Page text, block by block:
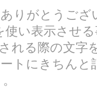
りがとうござ
使い表示させ
れる際の文字
トにきちん